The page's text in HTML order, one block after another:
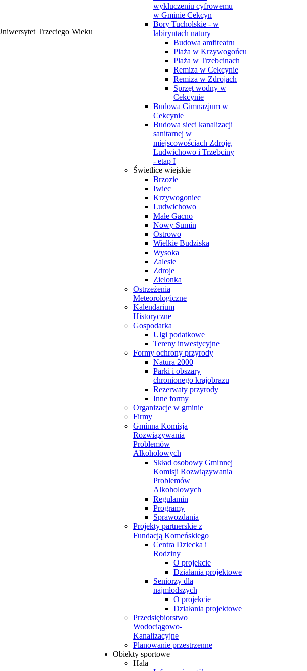
wykluczeniu cyfrowemu
w Gminie Cekcyn
Bory Tucholskie - w
labiryntach natury
Budowa amfiteatru
Plaża w Krzywogońcu
Plaża w Trzebcinach
Remiza w Cekcynie
Remiza w Zdrojach
Sprzęt wodny w
Cekcynie
Budowa Gimnazjum w
Cekcynie
Budowa sieci kanalizacji
sanitarnej w
miejscowościach Zdroje,
Ludwichowo i Trzebciny
- etap I
Świetlice wiejskie
Brzozie
Iwiec
Krzywogoniec
Ludwichowo
Małe Gacno
Nowy Sumin
Ostrowo
Wielkie Budziska
Wysoka
Zalesie
Zdroje
Zielonka
Ostrzeżenia
Meteorologiczne
Kalendarium
Historyczne
Gospodarka
Ulgi podatkowe
Tereny inwestycyjne
Formy ochrony przyrody
Natura 2000
Parki i obszary
chronionego krajobrazu
Rezerwaty przyrody
Inne formy
Organizacje w gminie
Firmy
Gminna Komisja
Rozwiązywania
Problemów
Alkoholowych
Skład osobowy Gminnej
Komisji Rozwiązywania
Problemów
Alkoholowych
Regulamin
Programy
Sprawozdania
Projekty partnerskie z
Fundacją Komeńskiego
Centra Dziecka i
Rodziny
O projekcie
Działania projektowe
Seniorzy dla
najmłodszych
O projekcie
Działania projektowe
Przedsiębiorstwo
Wodociągowo-
Kanalizacyjne
Planowanie przestrzenne
Obiekty sportowe
Hala
Trzeciego Wieku